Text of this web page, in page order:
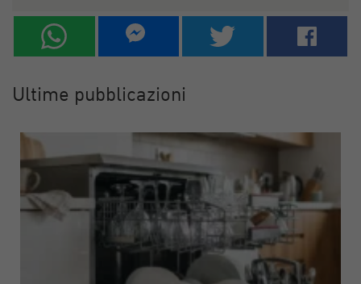
Ultime pubblicazioni